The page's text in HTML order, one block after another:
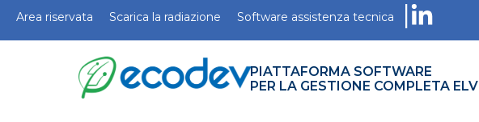
Area riservata Scarica la radiazione Software assistenza tecnica |
PIATTAFORMA SOFTWARE
PER LA GESTIONE COMPLETA ELV